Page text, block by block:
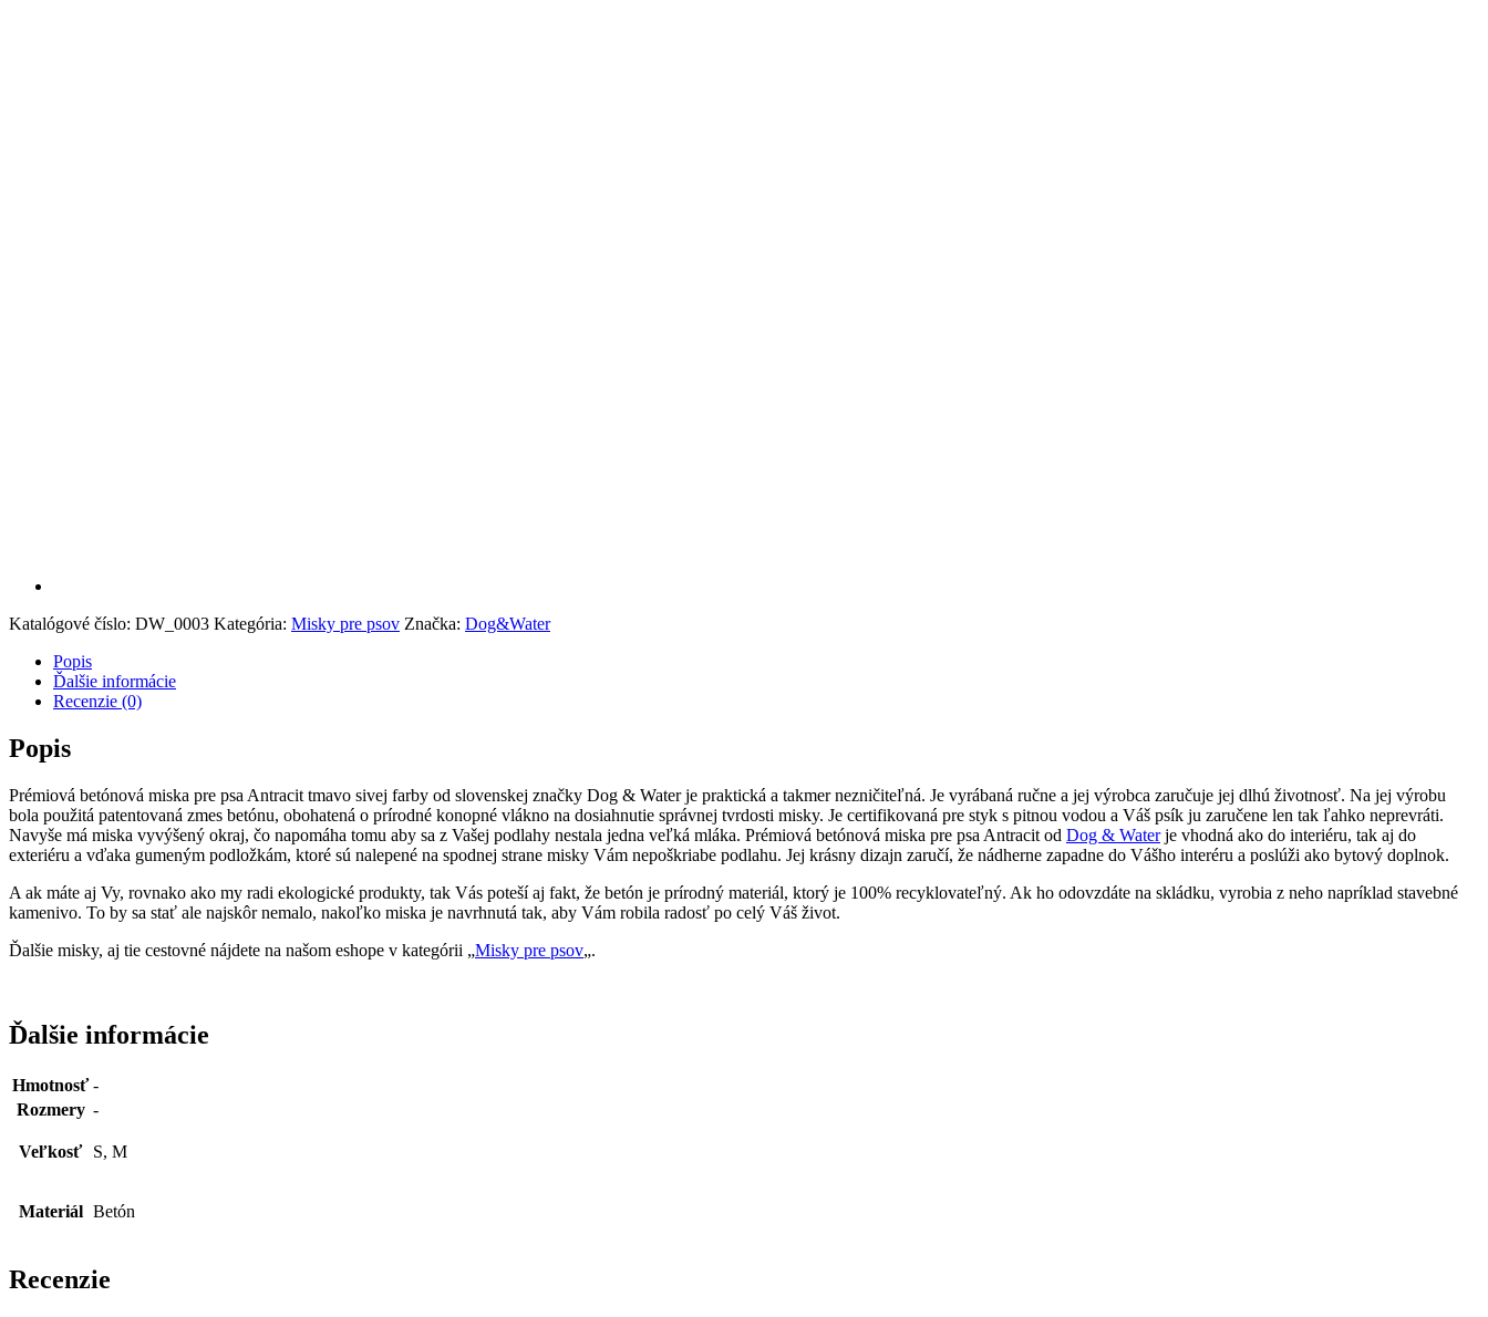
Katalógové číslo: DW_0003 Kategória: Misky pre psov Značka: Dog&Water
Popis
Ďalšie informácie
Recenzie (0)
Popis
Prémiová betónová miska pre psa Antracit tmavo sivej farby od slovenskej značky Dog & Water je praktická a takmer nezničiteľná. Je vyrábaná ručne a jej výrobca zaručuje jej dlhú životnosť. Na jej výrobu
bola použitá patentovaná zmes betónu, obohatená o prírodné konopné vlákno na dosiahnutie správnej tvrdosti misky. Je certifikovaná pre styk s pitnou vodou a Váš psík ju zaručene len tak ľahko neprevráti.
Navyše má miska vyvýšený okraj, čo napomáha tomu aby sa z Vašej podlahy nestala jedna veľká mláka. Prémiová betónová miska pre psa Antracit od Dog & Waterje vhodná ako do interiéru, tak aj do
exteriéru a vďaka gumeným podložkám, ktoré sú nalepené na spodnej strane misky Vám nepoškriabe podlahu. Jej krásny dizajn zaručí, že nádherne zapadne do Vášho interéru a poslúži ako bytový doplnok.
A ak máte aj Vy, rovnako ako my radi ekologické produkty, tak Vás poteší aj fakt, že betón je prírodný materiál, ktorý je 100% recyklovateľný. Ak ho odovzdáte na skládku, vyrobia z neho napríklad stavebné
kamenivo. To by sa stať ale najskôr nemalo, nakoľko miska je navrhnutá tak, aby Vám robila radosť po celý Váš život.
Ďalšie misky, aj tie cestovné nájdete na našom eshope v kategórii „Misky pre psov„.
Ďalšie informácie
Hmotnosť -
Rozmery -
Veľkosť S, M
Materiál Betón
Recenzie